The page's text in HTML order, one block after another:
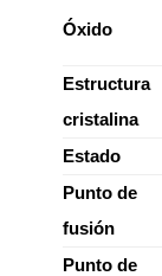
Óxido
Estructura
cristalina
Estado
Punto de
fusión
Punto de